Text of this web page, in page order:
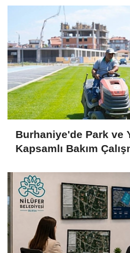
Burhaniye'de Park ve
Kapsamlı Bakım